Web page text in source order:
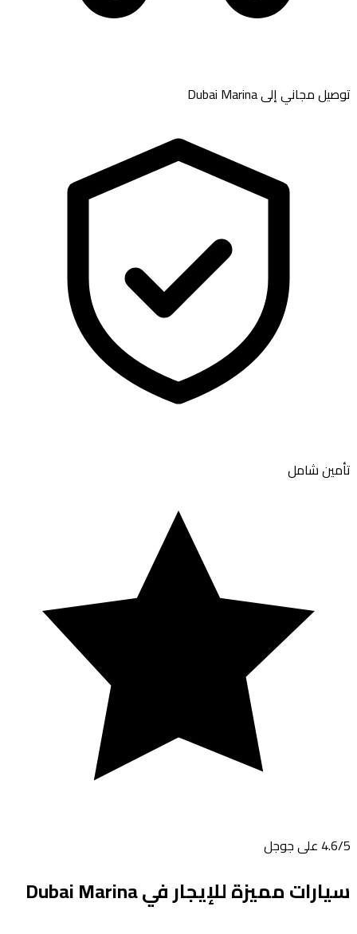
توصيل مجاني إلىDubai Marina
تأمين شامل
4.6/5 على جوجل
سيارات مميزة للإيجار فيDubai Marina